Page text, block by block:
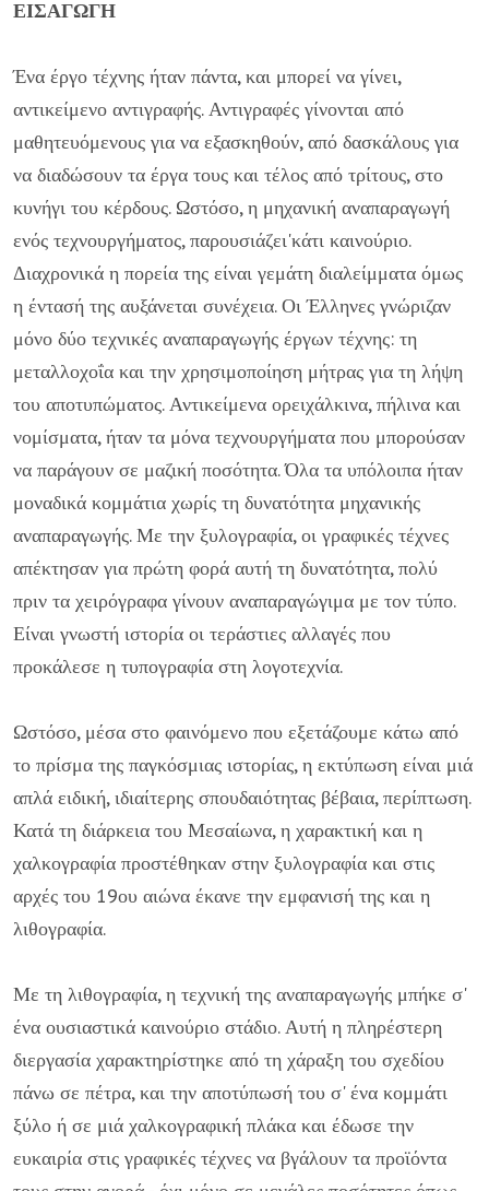
ΕΙΣΑΓΩΓΗ
Ένα έργο τέχνης ήταν πάντα, και μπορεί να γίνει,
αντικείμενο αντιγραφής. Αντιγραφές γίνονται από
μαθητευόμενους για να εξασκηθούν, από δασκάλους για
να διαδώσουν τα έργα τους και τέλος από τρίτους, στο
κυνήγι του κέρδους. Ωστόσο, η μηχανική αναπαραγωγή
ενός τεχνουργήματος, παρουσιάζει'κάτι καινούριο.
Διαχρονικά η πορεία της είναι γεμάτη διαλείμματα όμως
η έντασή της αυξάνεται συνέχεια. Οι Έλληνες γνώριζαν
μόνο δύο τεχνικές αναπαραγωγής έργων τέχνης: τη
μεταλλοχοΐα και την χρησιμοποίηση μήτρας για τη λήψη
του αποτυπώματος. Αντικείμενα ορειχάλκινα, πήλινα και
νομίσματα, ήταν τα μόνα τεχνουργήματα που μπορούσαν
να παράγουν σε μαζική ποσότητα. Όλα τα υπόλοιπα ήταν
μοναδικά κομμάτια χωρίς τη δυνατότητα μηχανικής
αναπαραγωγής. Με την ξυλογραφία, οι γραφικές τέχνες
απέκτησαν για πρώτη φορά αυτή τη δυνατότητα, πολύ
πριν τα χειρόγραφα γίνουν αναπαραγώγιμα με τον τύπο.
Είναι γνωστή ιστορία οι τεράστιες αλλαγές που
προκάλεσε η τυπογραφία στη λογοτεχνία.
Ωστόσο, μέσα στο φαινόμενο που εξετάζουμε κάτω από
το πρίσμα της παγκόσμιας ιστορίας, η εκτύπωση είναι μιά
απλά ειδική, ιδιαίτερης σπουδαιότητας βέβαια, περίπτωση.
Κατά τη διάρκεια του Μεσαίωνα, η χαρακτική και η
χαλκογραφία προστέθηκαν στην ξυλογραφία και στις
αρχές του 19ου αιώνα έκανε την εμφανισή της και η
λιθογραφία.
Με τη λιθογραφία, η τεχνική της αναπαραγωγής μπήκε σ'
ένα ουσιαστικά καινούριο στάδιο. Αυτή η πληρέστερη
διεργασία χαρακτηρίστηκε από τη χάραξη του σχεδίου
πάνω σε πέτρα, και την αποτύπωσή του σ' ένα κομμάτι
ξύλο ή σε μιά χαλκογραφική πλάκα και έδωσε την
ευκαιρία στις γραφικές τέχνες να βγάλουν τα προϊόντα